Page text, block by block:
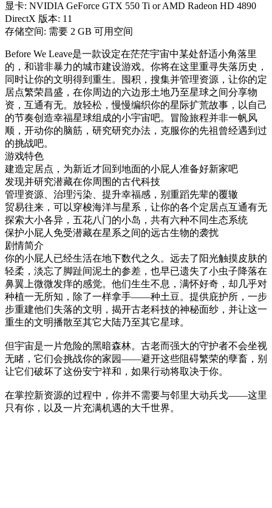
显卡: NVIDIA GeForce GTX 550 Ti or AMD Radeon HD 4890
DirectX 版本: 11
存储空间: 需要 2 GB 可用空间
Before We Leave是一款设定在茫茫宇宙中某处舒适小角落里
的，和谐非暴力的城市建设游戏。你将在这里重寻失落历史，
同时让你的文明得到重生。囤积，搜集并管理资源，让你的定
居点繁荣昌盛，在你周边的六边形土地乃至星球之间分享物
资，互通有无。放轻松，慢慢编织你的星际扩荒故事，以自己
的节奏创造幸福星球组成的小宇宙吧。冒险旅程并非一帆风
顺，开动你的脑筋，研究研究办法，克服你的先祖曾经遇到过
的挑战吧。
游戏特色
建造定居点，为新近才回到地面的小屁人准备好新家吧
发现并研究潜藏在你周围的古代科技
管理资源、治理污染、提升幸福感，别重蹈先辈的覆辙
贸易往来，可以穿梭海洋与星系，让你的各个定居点互通有无
探索大小各异，五花八门的小岛，共有六种不同生态系统
保护小屁人免受潜藏在星系之间的远古生物的袭扰
剧情简介
你的小屁人已经生活在地下数代之久。远去了阳光触摸皮肤的
轻柔，淡忘了脚趾间泥土的参差，也早已遗失了小虫子降落在
鼻翼上微微发痒的感觉。他们生生不息，满怀好奇，却几乎对
种植一无所知，除了一样拿手——种土豆。提供庇护所，一步
步重建他们失落的文明，揭开古老科技的神秘面纱，并让这一
重生的文明播散至其它大陆乃至其它星球。
但宇宙是一片危险的黑暗森林。古老而强大的守护者不会坐视
无睹，它们会挑战你的家园——避开这些阻碍繁荣的孽畜，别
让它们破坏了这份安宁祥和，如果行动将取决于你。
在掌控新资源的过程中，你并不需要与邻里大动兵戈——这里
只有你，以及一片充满机遇的大千世界。